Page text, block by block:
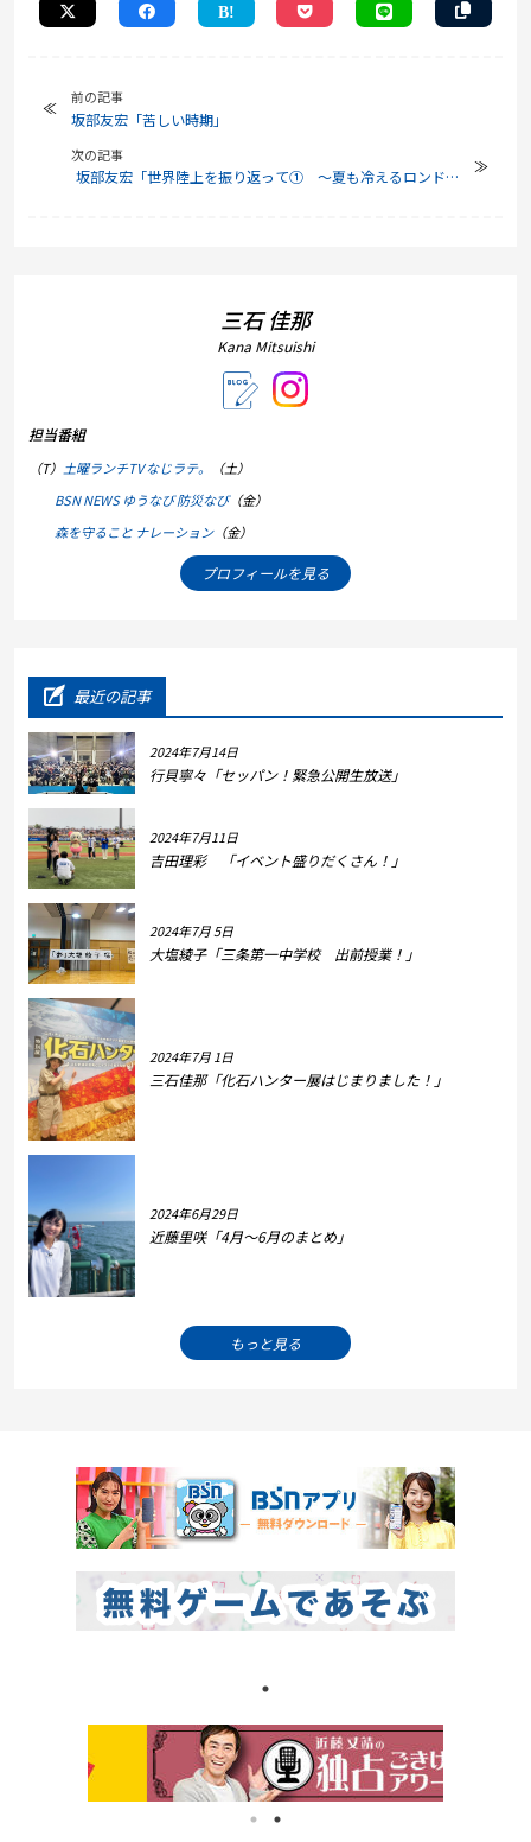
前の記事
坂部友宏「苦しい時期」
次の記事
坂部友宏「世界陸上を振り返って① ～夏も冷えるロンドン
三石 佳那
Kana Mitsuishi
担当番組
（T） 土曜ランチTV なじラテ。
（土）
BSN NEWS ゆうなび 防災なび（金）
森を守ること ナレーション（金）
プロフィールを見る
最近の記事
2024年7月14日
行貝寧々「セッパン！緊急公開生放送」
2024年7月11日
吉田理彩 「イベント盛りだくさん！」
2024年7月 5日
大塩綾子「三条第一中学校 出前授業！」
2024年7月 1日
三石佳那「化石ハンター展はじまりました！」
2024年6月29日
近藤里咲「4月～6月のまとめ」
もっと見る